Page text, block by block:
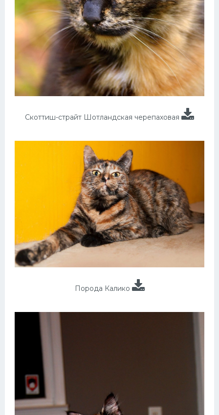
Скоттиш-страйт Шотландская черепаховая
Порода Калико